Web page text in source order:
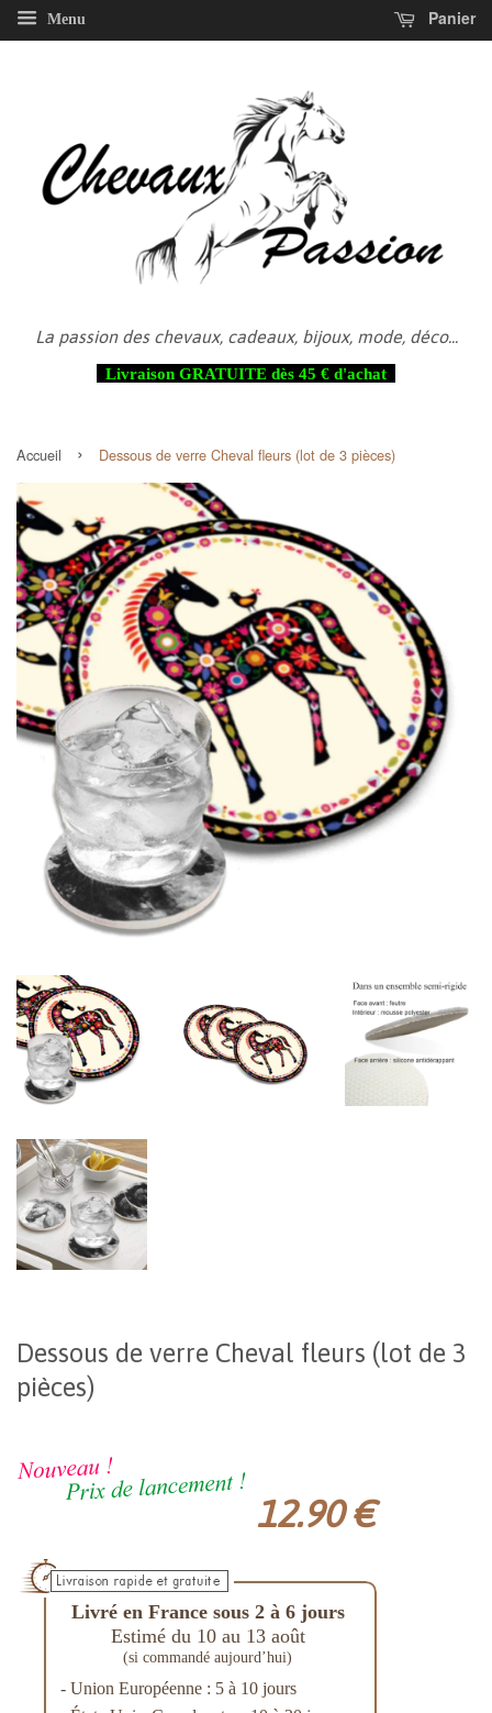
Menu Panier
La passion des chevaux, cadeaux, bijoux, mode, déco...
Livraison GRATUITE dès 45 € d'achat
Accueil › Dessous de verre Cheval fleurs (lot de 3 pièces)
Dessous de verre Cheval fleurs (lot de 3
pièces)
12.90 €
Livré en France sous 2 à 6 jours
Estimé du 10 au 13 août
(si commandé aujourd’hui)
- Union Européenne : 5 à 10 jours